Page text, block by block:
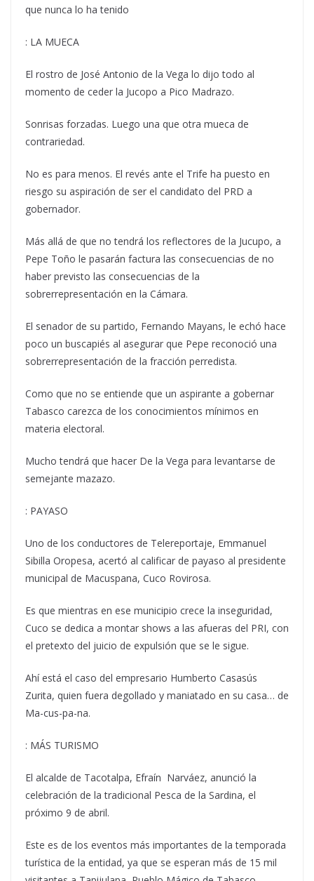
que nunca lo ha tenido
: LA MUECA
El rostro de José Antonio de la Vega lo dijo todo al
momento de ceder la Jucopo a Pico Madrazo.
Sonrisas forzadas. Luego una que otra mueca de
contrariedad.
No es para menos. El revés ante el Trife ha puesto en
riesgo su aspiración de ser el candidato del PRD a
gobernador.
Más allá de que no tendrá los reflectores de la Jucupo, a
Pepe Toño le pasarán factura las consecuencias de no
haber previsto las consecuencias de la
sobrerrepresentación en la Cámara.
El senador de su partido, Fernando Mayans, le echó hace
poco un buscapiés al asegurar que Pepe reconoció una
sobrerrepresentación de la fracción perredista.
Como que no se entiende que un aspirante a gobernar
Tabasco carezca de los conocimientos mínimos en
materia electoral.
Mucho tendrá que hacer De la Vega para levantarse de
semejante mazazo.
: PAYASO
Uno de los conductores de Telereportaje, Emmanuel
Sibilla Oropesa, acertó al calificar de payaso al presidente
municipal de Macuspana, Cuco Rovirosa.
Es que mientras en ese municipio crece la inseguridad,
Cuco se dedica a montar shows a las afueras del PRI, con
el pretexto del juicio de expulsión que se le sigue.
Ahí está el caso del empresario Humberto Casasús
Zurita, quien fuera degollado y maniatado en su casa… de
Ma-cus-pa-na.
: MÁS TURISMO
El alcalde de Tacotalpa, Efraín Narváez, anunció la
celebración de la tradicional Pesca de la Sardina, el
próximo 9 de abril.
Este es de los eventos más importantes de la temporada
turística de la entidad, ya que se esperan más de 15 mil